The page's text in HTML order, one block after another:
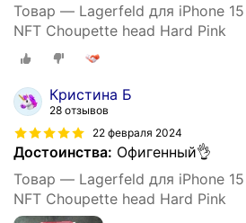
Товар — Lagerfeld для iPhone
NFT Choupette head Hard Pink
Кристина Б
28 отзывов
22 февраля 2024
Достоинства: Офигенный👌
Товар — Lagerfeld для iPhone
NFT Choupette head Hard Pink